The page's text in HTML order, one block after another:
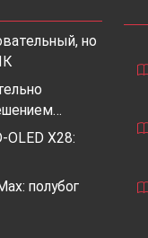
но
OLED X28:
полубог